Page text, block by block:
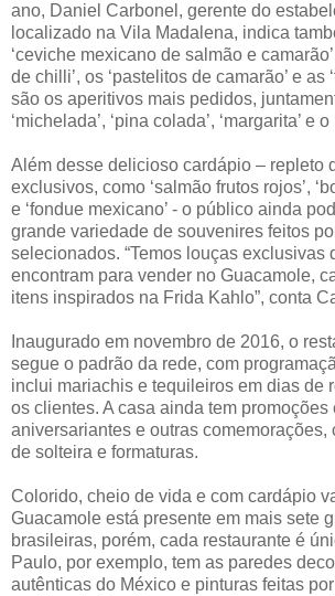
ano, Daniel Carbonel, gerente do
localizado na Vila Madalena, indica
‘ceviche mexicano de salmão e
de chilli’, os ‘pastelitos de camarão’ e as
são os aperitivos mais pedidos,
‘michelada’, ‘pina colada’, ‘margarita’ e o
Além desse delicioso cardápio – repleto
exclusivos, como ‘salmão frutos rojos’,
e ‘fondue mexicano’ - o público ainda
grande variedade de souvenires feitos
selecionados. “Temos louças exclusivas
encontram para vender no Guacamole,
itens inspirados na Frida Kahlo”, conta
Inaugurado em novembro de 2016, o
segue o padrão da rede, com
inclui mariachis e tequileiros em dias de
os clientes. A casa ainda tem promoções
aniversariantes e outras comemorações,
de solteira e formaturas.
Colorido, cheio de vida e com cardápio
Guacamole está presente em mais sete
brasileiras, porém, cada restaurante é
Paulo, por exemplo, tem as paredes
autênticas do México e pinturas feitas